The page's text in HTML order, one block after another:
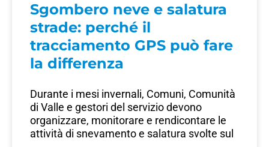
Sgombero neve e salatura
strade: perché il
tracciamento GPS può fare
la differenza
Durante i mesi invernali, Comuni, Comunità
di Valle e gestori del servizio devono
organizzare, monitorare e rendicontare le
attività di snevamento e salatura svolte sul